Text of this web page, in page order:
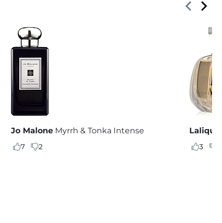
Jo Malone Myrrh & Tonka Intense
7 2
Lalique
3